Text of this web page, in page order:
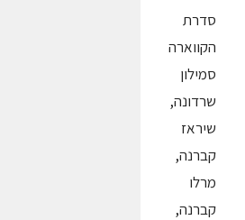
סדרת
הקווארה
סמילון
שרדונה,
שיראז
קברנה,
מרלו
קברנה,